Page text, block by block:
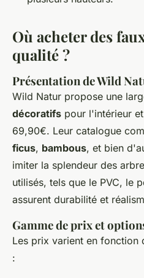
Où acheter des
qualité ?
Présentation de Wild
Wild Natur propose une
décoratifs pour l'intérieur
69,90€. Leur catalogue
ficus, bambous, et bien
imiter la splendeur des
utilisés, tels que le PVC, le
assurent durabilité et
Gamme de prix et
Les prix varient en fonction
: